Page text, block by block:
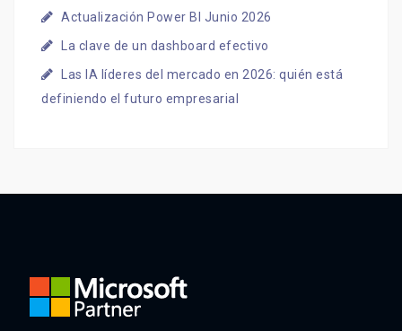
Actualización Power BI Junio 2026
La clave de un dashboard efectivo
Las IA líderes del mercado en 2026: quién está
definiendo el futuro empresarial